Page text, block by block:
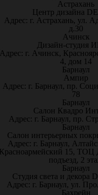
Астрахань
Центр дизайна
Адрес: г. Астрахань, ул.
д.30
Ачинск
Дизайн-студия
Адрес: г. Ачинск,
4, дом 14
Барнаул
Ампир
Адрес: г. Барнаул, пр.
78
Барнаул
Салон Квадро
Адрес: г. Барнаул, пр.
Барнаул
Салон интерьерных
Адрес: г. Барнаул,
15, ТОЦ
подъезд, 2
Барнаул
Студия света и декора
Адрес: г. Барнаул, ул.
Бахрейн